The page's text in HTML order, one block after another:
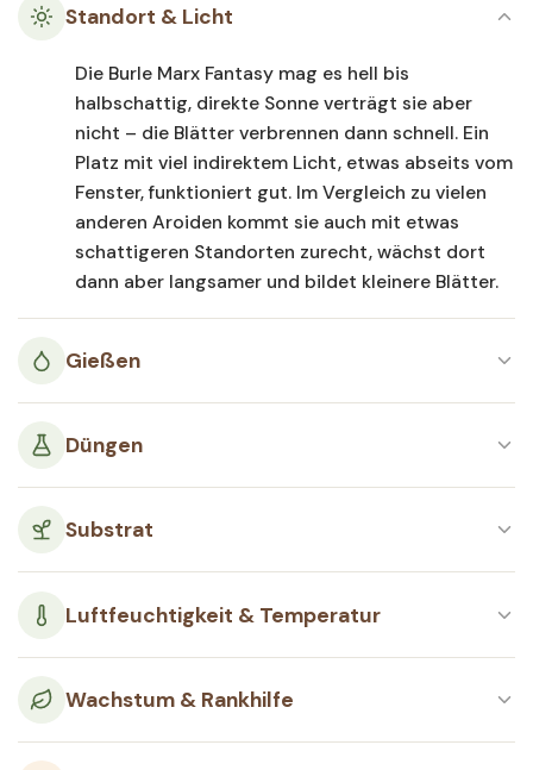
Standort & Licht
Die Burle Marx Fantasy mag es hell bis
halbschattig, direkte Sonne verträgt sie aber
nicht – die Blätter verbrennen dann schnell. Ein
Platz mit viel indirektem Licht, etwas abseits vom
Fenster, funktioniert gut. Im Vergleich zu vielen
anderen Aroiden kommt sie auch mit etwas
schattigeren Standorten zurecht, wächst dort
dann aber langsamer und bildet kleinere Blätter.
Gießen
Düngen
Substrat
Luftfeuchtigkeit & Temperatur
Wachstum & Rankhilfe